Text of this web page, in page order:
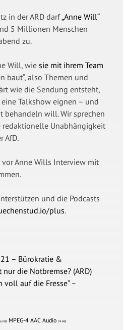
in der ARD darf„Anne Will“
5 Millionen Menschen
zu.
Will, wie sie mit ihrem Team
baut“, also Themen und
wie die Sendung entsteht,
Talkshow eignen – und
behandeln will. Wir sprechen
redaktionelle Unabhängigkeit
AfD.
vor Anne Wills Interview mit
und die Podcasts
plus.
– Bürokratie &
die Notbremse? (ARD)
voll auf die Fresse” –
MB MPEG-4 AAC Audio 74 MB